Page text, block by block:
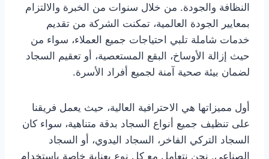
النظافة والجودة. من خلال سنوات من الخبرة والالتزام
بمعايير الجودة العالمية، تمكنت الشركة من تقديم
خدمات شاملة تلبي احتياجات جميع العملاء، سواء من
حيث إزالة الأوساخ، البقع المستعصية، أو تعقيم السجاد
لضمان بيئة صحية آمنة لجميع أفراد الأسرة.
أول مميزاتها هي الاحترافية العالية، حيث يعمل فريقنا
على تنظيف جميع أنواع السجاد بدقة متناهية، سواء كان
السجاد التركي الفاخر، السجاد اليدوي، أو السجاد
الصناعي. نحن نتعامل مع كل نوع بعناية خاصة باستخدام